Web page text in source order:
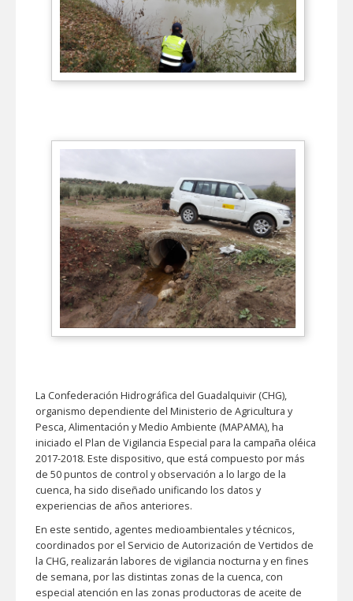
La Confederación Hidrográfica del Guadalquivir (CHG),
organismo dependiente del Ministerio de Agricultura y
Pesca, Alimentación y Medio Ambiente (MAPAMA), ha
iniciado el Plan de Vigilancia Especial para la campaña oléica
2017-2018. Este dispositivo, que está compuesto por más
de 50 puntos de control y observación a lo largo de la
cuenca, ha sido diseñado unificando los datos y
experiencias de años anteriores.
En este sentido, agentes medioambientales y técnicos,
coordinados por el Servicio de Autorización de Vertidos de
la CHG, realizarán labores de vigilancia nocturna y en fines
de semana, por las distintas zonas de la cuenca, con
especial atención en las zonas productoras de aceite de